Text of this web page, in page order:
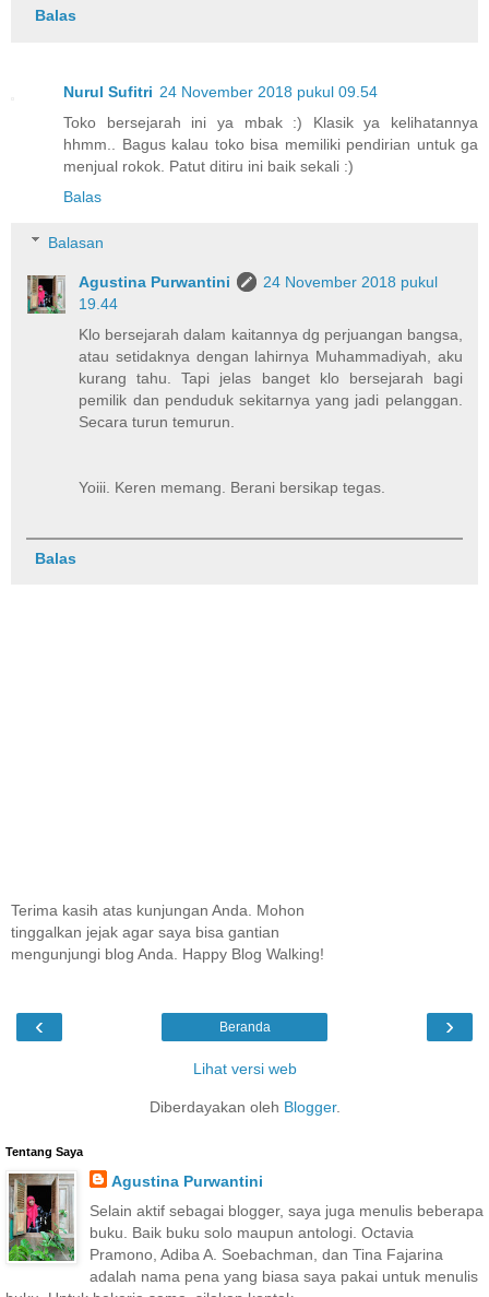
Balas
Nurul Sufitri 24 November 2018 pukul 09.54
Toko bersejarah ini ya mbak :) Klasik ya kelihatannya
hhmm.. Bagus kalau toko bisa memiliki pendirian untuk ga
menjual rokok. Patut ditiru ini baik sekali :)
Balas
Balasan
Agustina Purwantini
24 November 2018 pukul
19.44
Klo bersejarah dalam kaitannya dg perjuangan bangsa,
atau setidaknya dengan lahirnya Muhammadiyah, aku
kurang tahu. Tapi jelas banget klo bersejarah bagi
pemilik dan penduduk sekitarnya yang jadi pelanggan.
Secara turun temurun.
Yoiii. Keren memang. Berani bersikap tegas.
Balas
Terima kasih atas kunjungan Anda. Mohon
tinggalkan jejak agar saya bisa gantian
mengunjungi blog Anda. Happy Blog Walking!
‹ ›
Beranda
Lihat versi web
Diberdayakan oleh Blogger.
Tentang Saya
Agustina Purwantini
Selain aktif sebagai blogger, saya juga menulis beberapa
buku. Baik buku solo maupun antologi. Octavia
Pramono, Adiba A. Soebachman, dan Tina Fajarina
adalah nama pena yang biasa saya pakai untuk menulis